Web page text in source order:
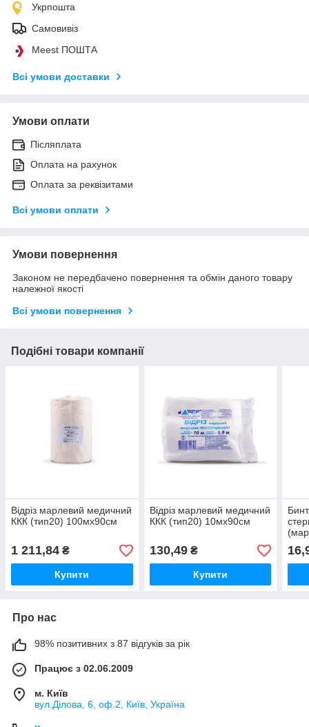
Укрпошта
Самовивіз
Meest ПОШТА
Всі умови доставки
Умови оплати
Післяплата
Оплата на рахунок
Оплата за реквізитами
Всі умови оплати
Умови повернення
Законом не передбачено повернення та обмін даного товару
належної якості
Всі умови повернення
Подібні товари компанії
Відріз марлевий медичний
ККК (тип20) 100мх90см
1 211,84 ₴
Купити
Відріз марлевий медичний
ККК (тип20) 10мх90см
130,49₴
Купити
Про нас
98% позитивних з 87 відгуків за рік
Працює з 02.06.2009
м. Київ
вул.Ділова, 6, оф.2, Київ, Україна